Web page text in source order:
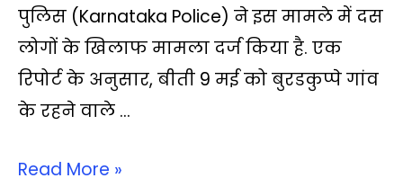
p
k
k
m
पुलिस (Karnataka Police) ने इस मामले में दस
लोगों के खिलाफ मामला दर्ज किया है. एक
रिपोर्ट के अनुसार, बीती 9 मई को बुरडकुप्पे गांव
के रहने वाले …
Read More »